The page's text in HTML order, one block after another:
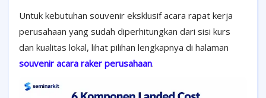
Untuk kebutuhan souvenir eksklusif acara rapat kerja
perusahaan yang sudah diperhitungkan dari sisi kurs
dan kualitas lokal, lihat pilihan lengkapnya di halaman
souvenir acara raker perusahaan.